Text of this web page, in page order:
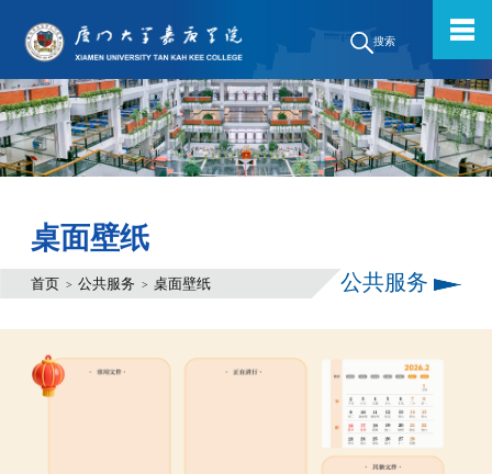
搜索
桌面壁纸
首页 > 公共服务 > 桌面壁纸 公共服务